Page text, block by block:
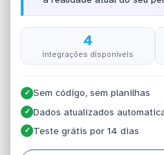
4
integrações disponíveis
✓ Sem código, sem planilhas
✓ Dados atualizados
✓ Teste grátis por 14 dias